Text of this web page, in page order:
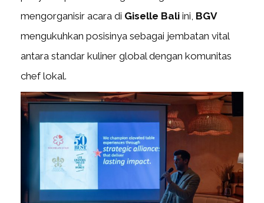
mengorganisir acara di Giselle Bali ini, BGV
mengukuhkan posisinya sebagai jembatan vital
antara standar kuliner global dengan komunitas
chef lokal.